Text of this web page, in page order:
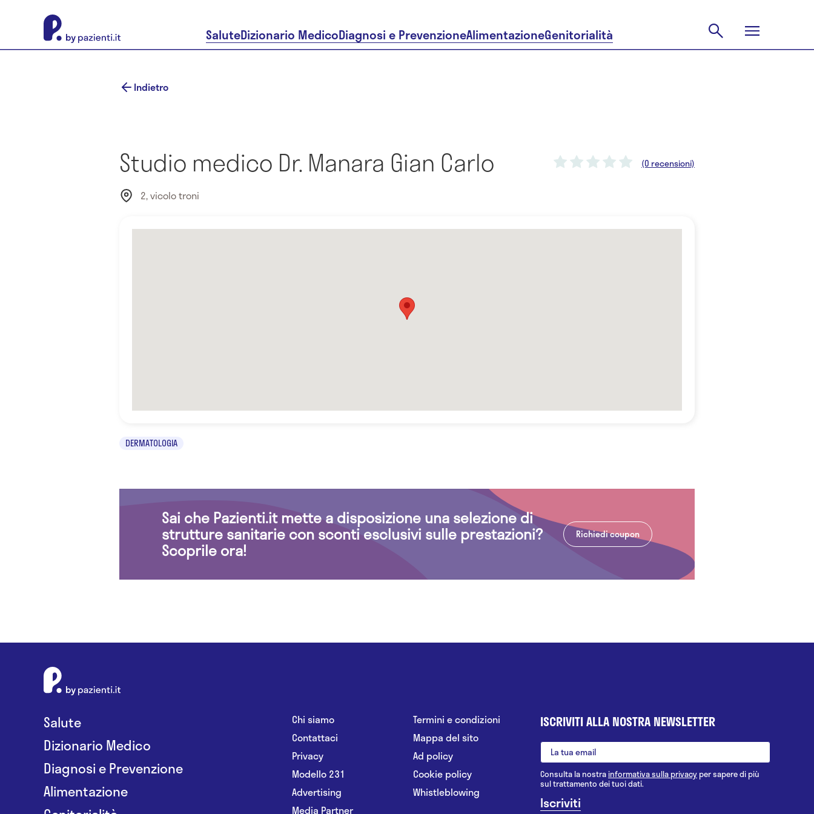
SaluteDizionario MedicoDiagnosi e PrevenzioneAlimentazioneGenitorialità
Indietro
Studio medico Dr. Manara Gian Carlo (0 recensioni)
2, vicolo troni
DERMATOLOGIA
Sai che Pazienti.it mette a disposizione una selezione di
strutture sanitarie con sconti esclusivi sulle prestazioni?
Scoprile ora!
Richiedi coupon
Salute
Dizionario Medico
Diagnosi e Prevenzione
Alimentazione
Chi siamo
Contattaci
Privacy
Modello 231
Advertising
Media Partner
Termini e condizioni
Mappa del sito
Ad policy
Cookie policy
Whistleblowing
ISCRIVITI ALLA NOSTRA NEWSLETTER
Consulta la nostrainformativa sulla privacy per sapere di più
sul trattamento dei tuoi dati.